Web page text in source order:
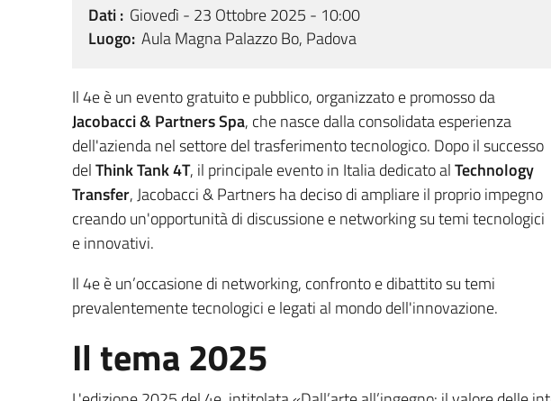
Dati Giovedì - 23 Ottobre 2025 - 10:00
Luogo Aula Magna Palazzo Bo, Padova
Il 4e è un evento gratuito e pubblico, organizzato e promosso da
Jacobacci & Partners Spa, che nasce dalla consolidata esperienza
dell'azienda nel settore del trasferimento tecnologico. Dopo il successo
delThink Tank 4T, il principale evento in Italia dedicato alTechnology
Transfer, Jacobacci & Partners ha deciso di ampliare il proprio impegno
creando un'opportunità di discussione e networking su temi tecnologici
e innovativi.
Il 4e è un’occasione di networking, confronto e dibattito su temi
prevalentemente tecnologici e legati al mondo dell'innovazione.
Il tema 2025